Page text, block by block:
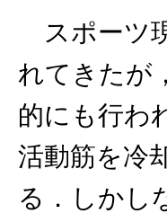
スポーツ
れてきたが
的にも行わ
活動筋を冷
る．しかし